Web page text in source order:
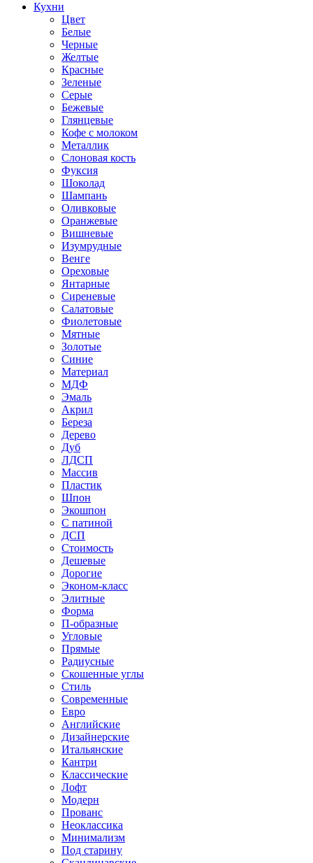
Кухни
Цвет
Белые
Черные
Желтые
Красные
Зеленые
Серые
Бежевые
Глянцевые
Кофе с молоком
Металлик
Слоновая кость
Фуксия
Шоколад
Шампань
Оливковые
Оранжевые
Вишневые
Изумрудные
Венге
Ореховые
Янтарные
Сиреневые
Салатовые
Фиолетовые
Мятные
Золотые
Синие
Материал
МДФ
Эмаль
Акрил
Береза
Дерево
Дуб
ЛДСП
Массив
Пластик
Шпон
Экошпон
С патиной
ДСП
Стоимость
Дешевые
Дорогие
Эконом-класс
Элитные
Форма
П-образные
Угловые
Прямые
Радиусные
Скошенные углы
Стиль
Современные
Евро
Английские
Дизайнерские
Итальянские
Кантри
Классические
Лофт
Модерн
Прованс
Неоклассика
Минимализм
Под старину